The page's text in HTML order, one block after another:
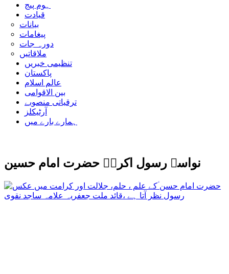
ہوم پیج
قیادت
بیانات
پیغامات
دورہ جات
ملاقاتیں
تنظیمی خبریں
پاکستان
عالم اسلام
بین الاقوامی
ترقیاتی منصوبے
آرٹیکلز
ہمارے بارے میں
نواسہ رسول اکرمۖ حضرت امام حسین